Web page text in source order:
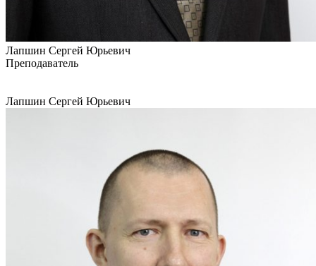
Лапшин Сергей Юрьевич
Преподаватель
Лапшин Сергей Юрьевич